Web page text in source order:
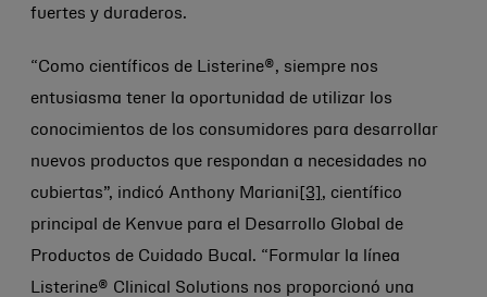
fuertes y duraderos.
“Como científicos de Listerine®, siempre nos
entusiasma tener la oportunidad de utilizar los
conocimientos de los consumidores para desarrollar
nuevos productos que respondan a necesidades no
cubiertas”, indicó Anthony Mariani [3] , científico
principal de Kenvue para el Desarrollo Global de
Productos de Cuidado Bucal. “Formular la línea
Listerine® Clinical Solutions nos proporcionó una